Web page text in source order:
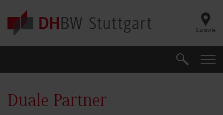
Skip to main content
Standorte
Suche
Duale Partner